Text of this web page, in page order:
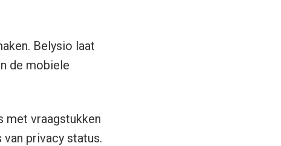
Belysio laat
de mobiele
met vraagstukken
privacy status.